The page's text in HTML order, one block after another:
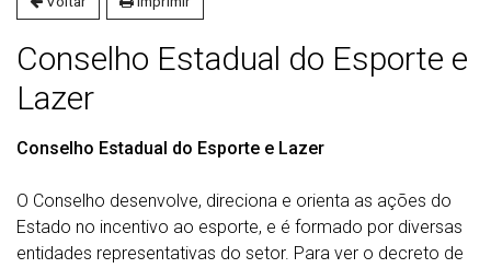
para
busca
Conselho Estadual do Esporte e
Lazer
Conselho Estadual do Esporte e Lazer
O Conselho desenvolve, direciona e orienta as ações do
Estado no incentivo ao esporte, e é formado por diversas
entidades representativas do setor. Para ver o decreto de